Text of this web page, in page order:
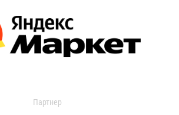
Партнер